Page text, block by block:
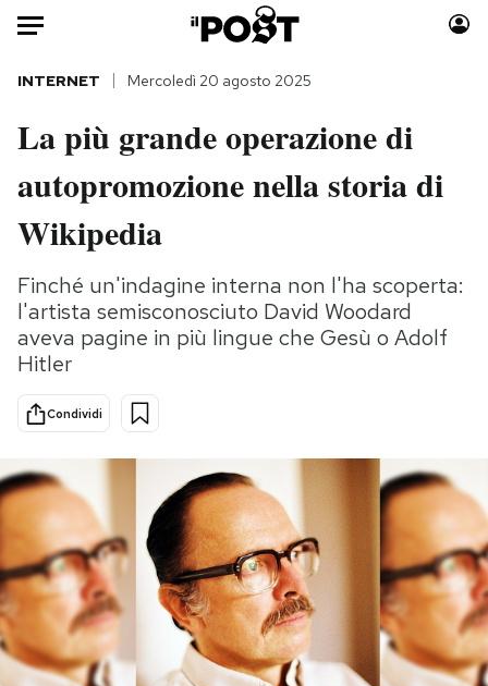
Auto
HOME
Italia
Politica
Tecnologia
Internet
Scienza
Economia
Sport
Moda
Storie/Idee
Ok Boomer!
Media
PODCAST
NEWSLETTER
I MIEI PREFERITI
INTERNET Mercoledì 20 agosto 2025
La più grande operazione di
autopromozione nella storia di
Wikipedia
Finché un'indagine interna non l'ha scoperta:
l'artista semisconosciuto David Woodard
aveva pagine in più lingue che Gesù o Adolf
Hitler
Condividi